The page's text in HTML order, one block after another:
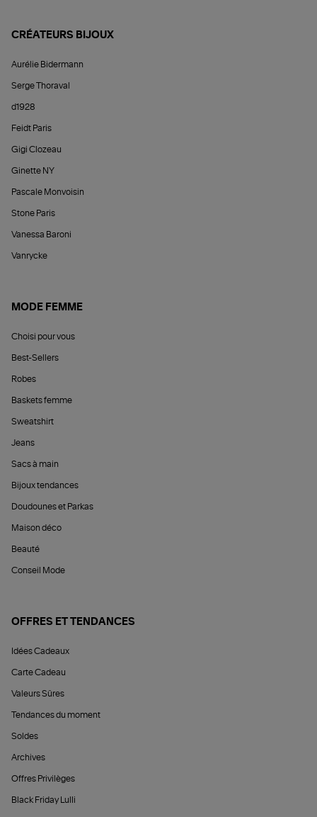
CRÉATEURS BIJOUX
Aurélie Bidermann
Serge Thoraval
d1928
Feidt Paris
Gigi Clozeau
Ginette NY
Pascale Monvoisin
Stone Paris
Vanessa Baroni
Vanrycke
MODE FEMME
Choisi pour vous
Best-Sellers
Robes
Baskets femme
Sweatshirt
Jeans
Sacs à main
Bijoux tendances
Doudounes et Parkas
Maison déco
Beauté
Conseil Mode
OFFRES ET TENDANCES
Idées Cadeaux
Carte Cadeau
Valeurs Sûres
Tendances du moment
Soldes
Archives
Offres Privilèges
Black Friday Lulli